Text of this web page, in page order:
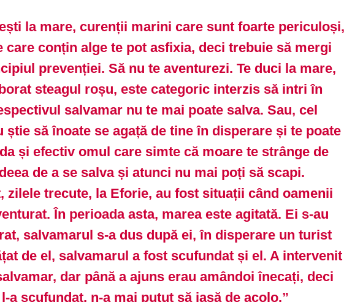
la mare, curenții marini care sunt foarte periculoși,
care conțin alge te pot asfixia, deci trebuie să mergi
prevenției. Să nu te aventurezi. Te duci la mare,
steagul roșu, este categoric interzis să intri în
salvamar nu te mai poate salva. Sau, cel
știe să înoate se agață de tine în disperare și te poate
și efectiv omul care simte că moare te strânge de
de a se salva și atunci nu mai poți să scapi.
zilele trecute, la Eforie, au fost situații când oamenii
În perioada asta, marea este agitată. Ei s-au
salvamarul s-a dus după ei, în disperare un turist
de el, salvamarul a fost scufundat și el. A intervenit
dar până a ajuns erau amândoi înecați, deci
a scufundat, n-a mai putut să iasă de acolo.”